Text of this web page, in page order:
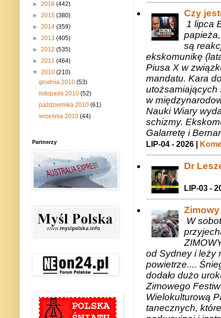
Czy
1 lipca
są
ekskomunikę
Piusa X w
mandatu. Kara
utożsamiających
w
Nauki Wiary
schizmy.
Galarretę i
LIP-04 - 2026 |
Dr
LIP-03 -
W
od Sydney i leży
powietrze....
dodało dużo
Zimowego
Wielokulturową
tanecznych,
► 2016 (442)
► 2015 (380)
► 2014 (359)
► 2013 (405)
► 2012 (535)
► 2011 (464)
▼ 2010 (210)
grudnia 2010(53)
listopada 2010(52)
października 2010(61)
września 2010(44)
Partnerzy